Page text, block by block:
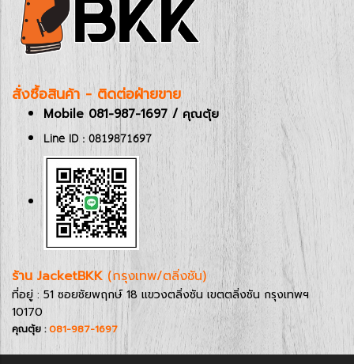
สั่งซื้อสินค้า - ติดต่อฝ่ายขาย
Mobile 081-987-1697 / คุณตุ้ย
Line ID : 0819871697
ร้าน JacketBKK (กรุงเทพ/ตลิ่งชัน)
ที่อยู่ : 51 ซอยชัยพฤกษ์ 18 แขวงตลิ่งชัน เขตตลิ่งชัน กรุงเทพฯ
10170
คุณตุ้ย :081-987-1697